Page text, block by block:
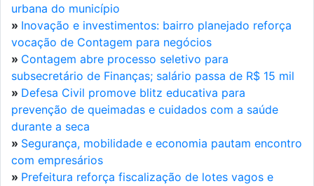
urbana do município
» Inovação e investimentos: bairro planejado reforça
vocação de Contagem para negócios
» Contagem abre processo seletivo para
subsecretário de Finanças; salário passa de R$ 15 mil
» Defesa Civil promove blitz educativa para
prevenção de queimadas e cuidados com a saúde
durante a seca
» Segurança, mobilidade e economia pautam encontro
com empresários
» Prefeitura reforça fiscalização de lotes vagos e